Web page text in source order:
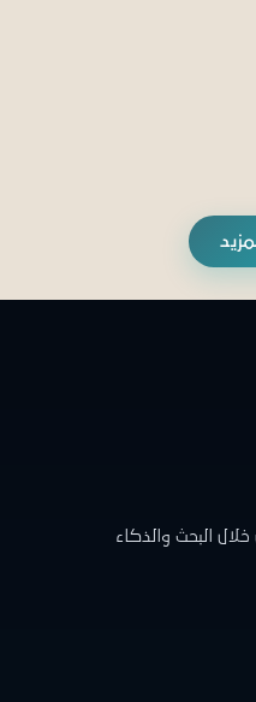
البحث والذكاء